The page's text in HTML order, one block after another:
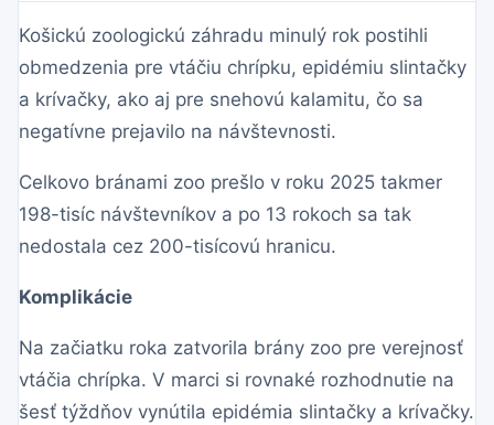
Košickú zoologickú záhradu minulý rok postihli
obmedzenia pre vtáčiu chrípku, epidémiu slintačky
a krívačky, ako aj pre snehovú kalamitu, čo sa
negatívne prejavilo na návštevnosti.
Celkovo bránami zoo prešlo v roku 2025 takmer
198-tisíc návštevníkov a po 13 rokoch sa tak
nedostala cez 200-tisícovú hranicu.
Komplikácie
Na začiatku roka zatvorila brány zoo pre verejnosť
vtáčia chrípka. V marci si rovnaké rozhodnutie na
šesť týždňov vynútila epidémia slintačky a krívačky.